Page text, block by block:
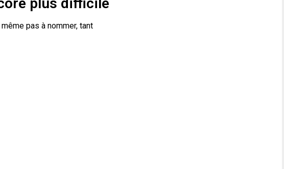
pas à nommer, tant